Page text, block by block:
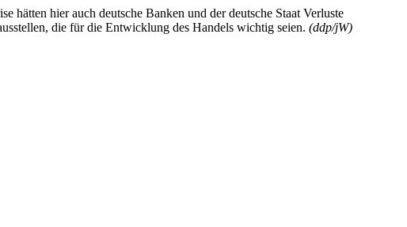
hätten hier auch deutsche Banken und der deutsche Staat Verluste
die für die Entwicklung des Handels wichtig seien. (ddp/jW)